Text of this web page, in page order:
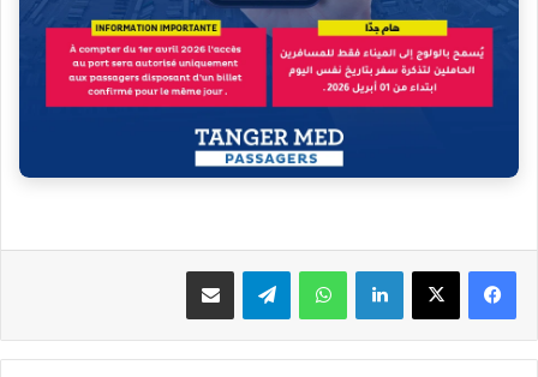
فيسبوك‫X لينكدإن واتساب تيلقرام مشاركة عبر البريد